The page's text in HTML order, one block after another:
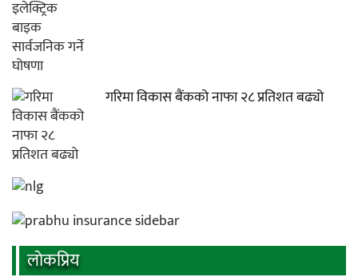
गरिमा विकास बैंकको नाफा २८ प्रतिशत बढ्यो
लाेकप्रिय